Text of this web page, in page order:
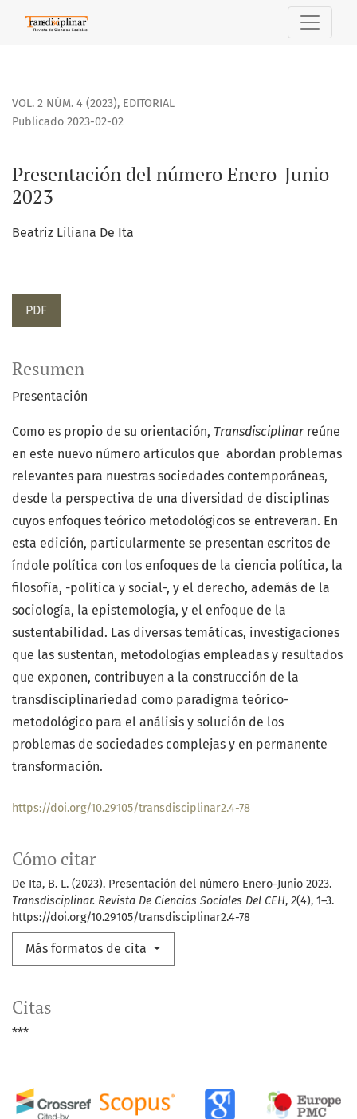
VOL. 2 NÚM. 4 (2023), EDITORIAL
Presentación del número Enero-Junio
2023
Publicado 2023-02-02
Beatriz Liliana De Ita
PDF
Cómo citar
De Ita, B. L. (2023). Presentación del número Enero-Junio 2023.
Transdisciplinar. Revista De Ciencias Sociales Del CEH, 2(4), 1–3.
https://doi.org/10.29105/transdisciplinar2.4-78
Más formatos de cita
Resumen
Presentación
Como es propio de su orientación, Transdisciplinarreúne
en este nuevo número artículos que abordan problemas
relevantes para nuestras sociedades contemporáneas,
desde la perspectiva de una diversidad de disciplinas
cuyos enfoques teórico metodológicos se entreveran. En
esta edición, particularmente se presentan escritos de
índole política con los enfoques de la ciencia política, la
filosofía, -política y social-, y el derecho, además de la
sociología, la epistemología, y el enfoque de la
sustentabilidad. Las diversas temáticas, investigaciones
que las sustentan, metodologías empleadas y resultados
que exponen, contribuyen a la construcción de la
transdisciplinariedad como paradigma teórico-
metodológico para el análisis y solución de los
problemas de sociedades complejas y en permanente
transformación.
https://doi.org/10.29105/transdisciplinar2.4-78
Citas
***